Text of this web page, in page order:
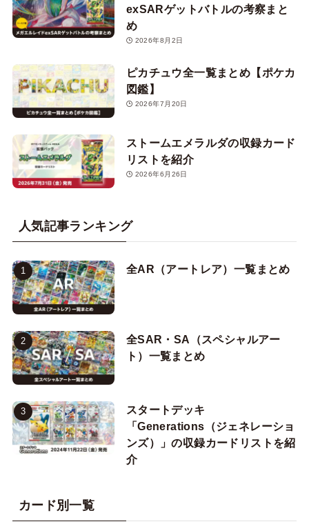
exSARゲットバトルの考察まと
め
2026年8月2日
ピカチュウ全一覧まとめ【ポケカ
図鑑】
2026年7月20日
ストームエメラルダの収録カード
リストを紹介
2026年6月26日
人気記事ランキング
全AR（アートレア）一覧まとめ
全SAR・SA（スペシャルアー
ト）一覧まとめ
スタートデッキ
「Generations（ジェネレーショ
ンズ）」の収録カードリストを紹
介
カード別一覧